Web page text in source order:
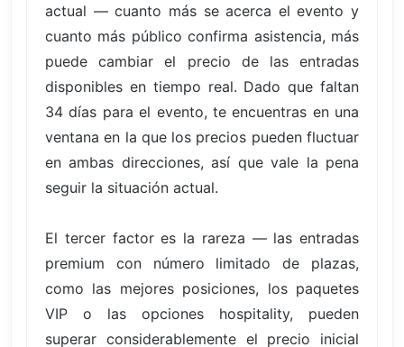
actual — cuanto más se acerca el evento y
cuanto más público confirma asistencia, más
puede cambiar el precio de las entradas
disponibles en tiempo real. Dado que faltan
34 días para el evento, te encuentras en una
ventana en la que los precios pueden fluctuar
en ambas direcciones, así que vale la pena
seguir la situación actual.
El tercer factor es la rareza — las entradas
premium con número limitado de plazas,
como las mejores posiciones, los paquetes
VIP o las opciones hospitality, pueden
superar considerablemente el precio inicial